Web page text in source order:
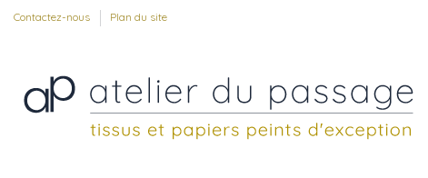
Contactez-nous Plan du site